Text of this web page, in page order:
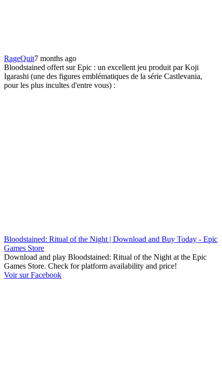
RageQuit7 months ago
Bloodstained offert sur Epic : un excellent jeu produit par Koji
Igarashi (une des figures emblématiques de la série Castlevania,
pour les plus incultes d'entre vous) :
Bloodstained: Ritual of the Night | Download and Buy Today - Epic
Games Store
Download and play Bloodstained: Ritual of the Night at the Epic
Games Store. Check for platform availability and price!
Voir sur Facebook